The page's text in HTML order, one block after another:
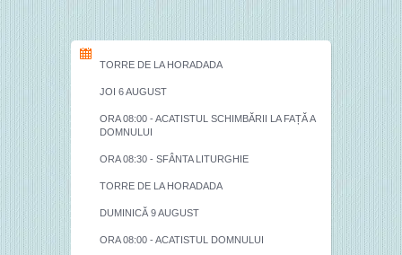
TORRE DE LA HORADADA
JOI 6 AUGUST
ORA 08:00 - ACATISTUL SCHIMBĂRII LA FAȚĂ A
DOMNULUI
ORA 08:30 - SFÂNTA LITURGHIE
TORRE DE LA HORADADA
DUMINICĂ 9 AUGUST
ORA 08:00 - ACATISTUL DOMNULUI